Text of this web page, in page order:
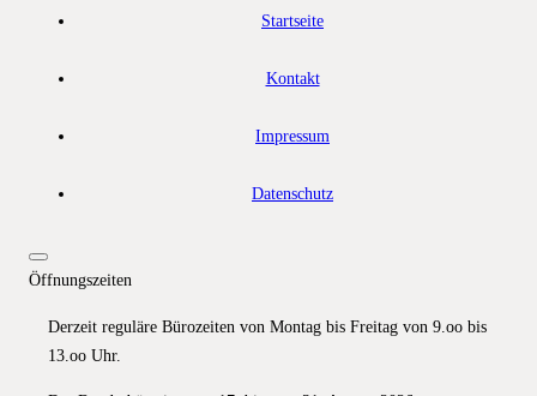
Startseite
Kontakt
Impressum
Datenschutz
Öffnungszeiten
Derzeit reguläre Bürozeiten von Montag bis Freitag von 9.oo bis
13.oo Uhr.